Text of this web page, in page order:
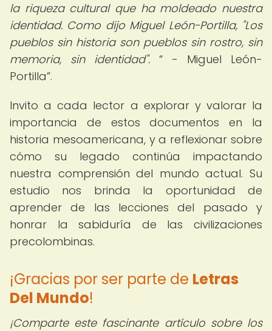
la riqueza cultural que ha moldeado nuestra
identidad. Como dijo Miguel León-Portilla, "Los
pueblos sin historia son pueblos sin rostro, sin
memoria, sin identidad".
- Miguel León-
Portilla .
Invito a cada lector a explorar y valorar la
importancia de estos documentos en la
historia mesoamericana, y a reflexionar sobre
cómo su legado continúa impactando
nuestra comprensión del mundo actual. Su
estudio nos brinda la oportunidad de
aprender de las lecciones del pasado y
honrar la sabiduría de las civilizaciones
precolombinas.
¡Gracias por ser parte de Letras
Del Mundo!
¡Comparte este fascinante artículo sobre los